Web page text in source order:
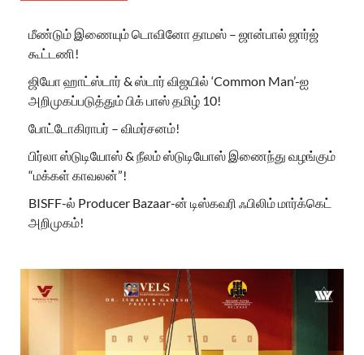
மீண்டும் இணையும் டொவினோ தாமஸ் – ஜான்பால் ஜார்ஜ்
கூட்டணி!
ஜியோ ஹாட்ஸ்டார் & ஸ்டார் விஜயில் ‘Common Man’-ஐ
அறிமுகப்படுத்தும் பிக் பாஸ் தமிழ் 10!
போட்டோகிராபர் – விமர்சனம்!
பிர்லா ஸ்டுடியோஸ் & நீலம் ஸ்டுடியோஸ் இணைந்து வழங்கும்
“மக்கள் காவலன்”!
BISFF-ல் Producer Bazaar-ன் டிஸ்கவரி ஃபிலிம் மார்க்கெட்
அறிமுகம்!